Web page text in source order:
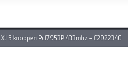
5 knoppen Pcf7953P 433mhz – C2D22340